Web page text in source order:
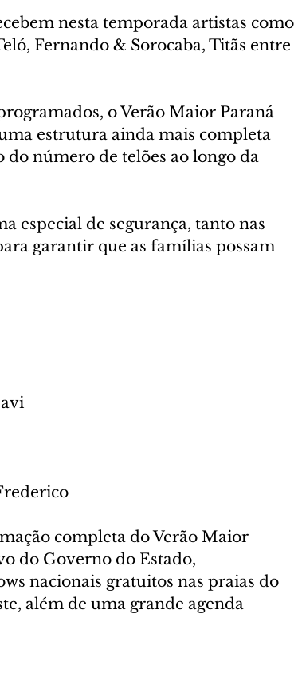
nesta temporada artistas como
Fernando & Sorocaba, Titãs entre
o Verão Maior Paraná
estrutura ainda mais completa
do número de telões ao longo da
especial de segurança, tanto nas
garantir que as famílias possam
completa do Verão Maior
do Governo do Estado,
nacionais gratuitos nas praias do
além de uma grande agenda